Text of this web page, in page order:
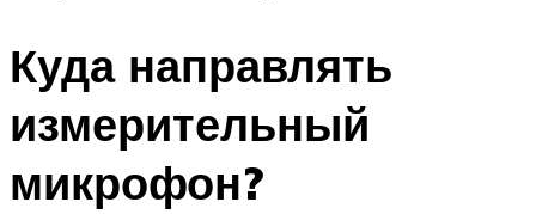
Куда направлять
измерительный
микрофон?